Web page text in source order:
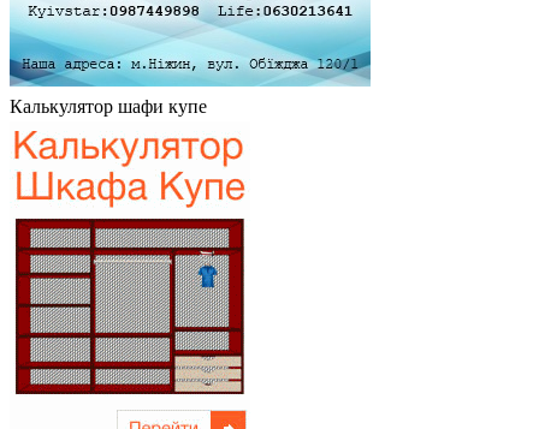
Калькулятор шафи купе